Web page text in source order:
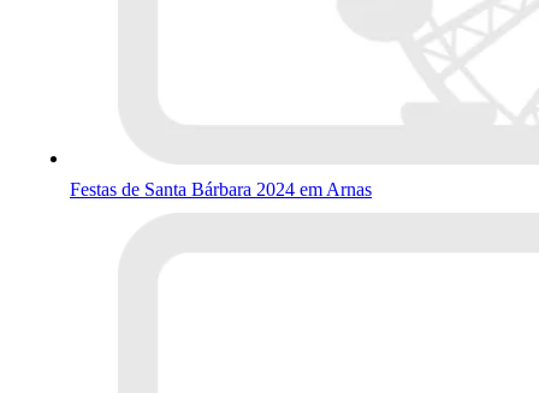
Festas de Santa Bárbara 2024 em Arnas